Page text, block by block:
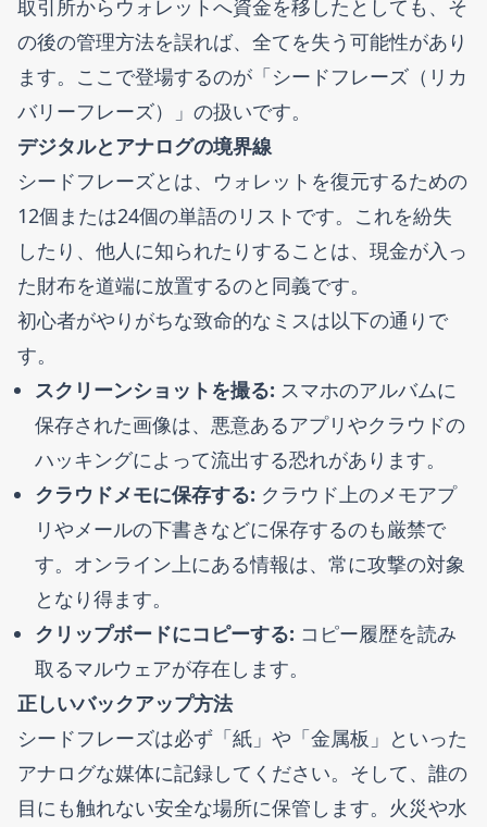
取引所からウォレットへ資金を移したとしても、そ
の後の管理方法を誤れば、全てを失う可能性があり
ます。ここで登場するのが「シードフレーズ（リカ
バリーフレーズ）」の扱いです。
デジタルとアナログの境界線
シードフレーズとは、ウォレットを復元するための
12個または24個の単語のリストです。これを紛失
したり、他人に知られたりすることは、現金が入っ
た財布を道端に放置するのと同義です。
初心者がやりがちな致命的なミスは以下の通りで
す。
スクリーンショットを撮る: スマホのアルバムに
保存された画像は、悪意あるアプリやクラウドの
ハッキングによって流出する恐れがあります。
クラウドメモに保存する: クラウド上のメモアプ
リやメールの下書きなどに保存するのも厳禁で
す。オンライン上にある情報は、常に攻撃の対象
となり得ます。
クリップボードにコピーする: コピー履歴を読み
取るマルウェアが存在します。
正しいバックアップ方法
シードフレーズは必ず「紙」や「金属板」といった
アナログな媒体に記録してください。そして、誰の
目にも触れない安全な場所に保管します。火災や水